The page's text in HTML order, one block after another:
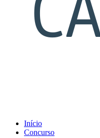
Início
Concurso